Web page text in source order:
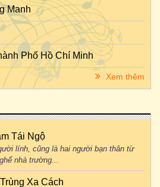
Manh
Phố Hồ Chí Minh
Xem thêm
Tái Ngộ
lính, cũng là hai người bạn thân từ
nhà trường...
Xa Cách